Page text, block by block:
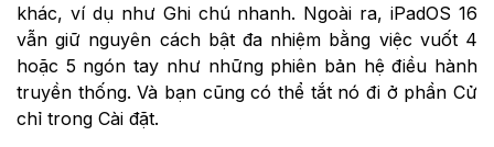
khác, ví dụ như Ghi chú nhanh. Ngoài ra, iPadOS 16
vẫn giữ nguyên cách bật đa nhiệm bằng việc vuốt 4
hoặc 5 ngón tay như những phiên bản hệ điều hành
truyền thống. Và bạn cũng có thể tắt nó đi ở phần Cử
chỉ trong Cài đặt.